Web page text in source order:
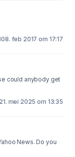
08. feb 2017 om 17:17
21. mei 2025 om 13:35
News. Do you